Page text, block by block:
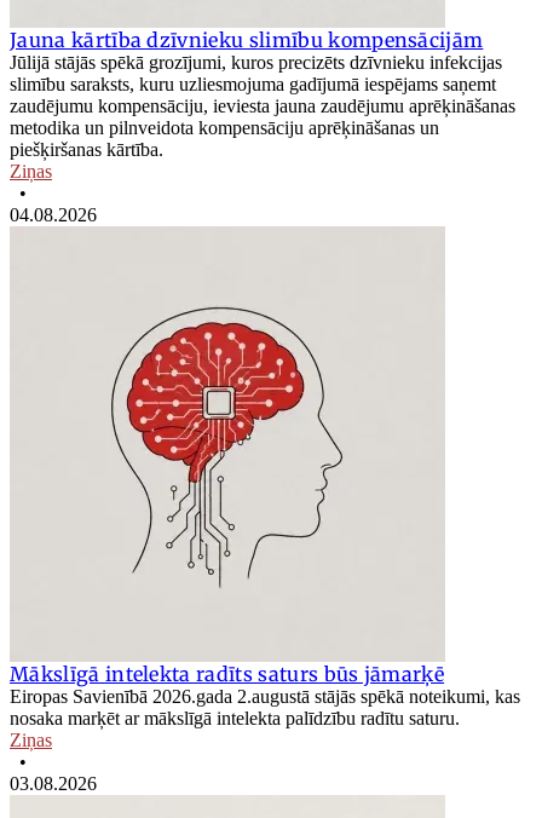
Jauna kārtība dzīvnieku slimību kompensācijām
Jūlijā stājās spēkā grozījumi, kuros precizēts dzīvnieku infekcijas
slimību saraksts, kuru uzliesmojuma gadījumā iespējams saņemt
zaudējumu kompensāciju, ieviesta jauna zaudējumu aprēķināšanas
metodika un pilnveidota kompensāciju aprēķināšanas un
piešķiršanas kārtība.
Ziņas
•
04.08.2026
Mākslīgā intelekta radīts saturs būs jāmarķē
Eiropas Savienībā 2026.gada 2.augustā stājās spēkā noteikumi, kas
nosaka marķēt ar mākslīgā intelekta palīdzību radītu saturu.
Ziņas
•
03.08.2026